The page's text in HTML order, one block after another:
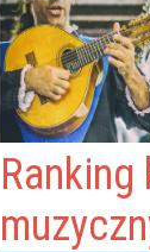
Ranking